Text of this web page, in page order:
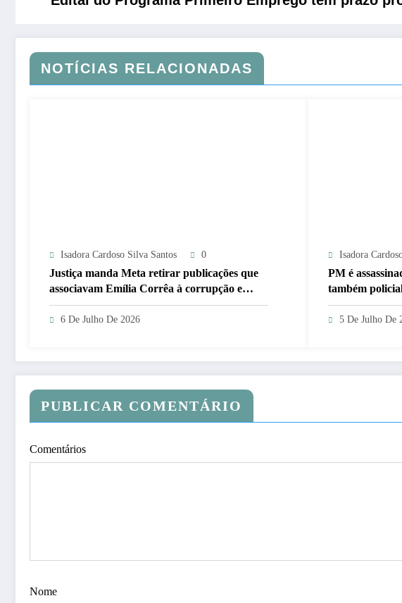
NOTÍCIAS RELACIONADAS
Isadora Cardoso Silva Santos 0
Justiça manda Meta retirar publicações que
associavam Emília Corrêa à corrupção e
identificar responsáveis
6 De Julho De 2026
Isadora
PM é
também
crime
5 De Julho De
PUBLICAR COMENTÁRIO
Comentários
Nome